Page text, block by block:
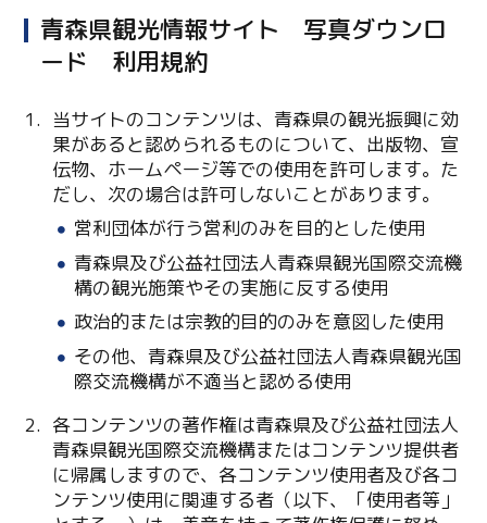
青森県観光情報サイト 写真ダウンロ
ード 利用規約
当サイトのコンテンツは、青森県の観光振興に効
果があると認められるものについて、出版物、宣
伝物、ホームページ等での使用を許可します。た
だし、次の場合は許可しないことがあります。
営利団体が行う営利のみを目的とした使用
青森県及び公益社団法人青森県観光国際交流機
構の観光施策やその実施に反する使用
政治的または宗教的目的のみを意図した使用
その他、青森県及び公益社団法人青森県観光国
際交流機構が不適当と認める使用
各コンテンツの著作権は青森県及び公益社団法人
青森県観光国際交流機構またはコンテンツ提供者
に帰属しますので、各コンテンツ使用者及び各コ
ンテンツ使用に関連する者（以下、「使用者等」
Facebook
Line
Copy URL